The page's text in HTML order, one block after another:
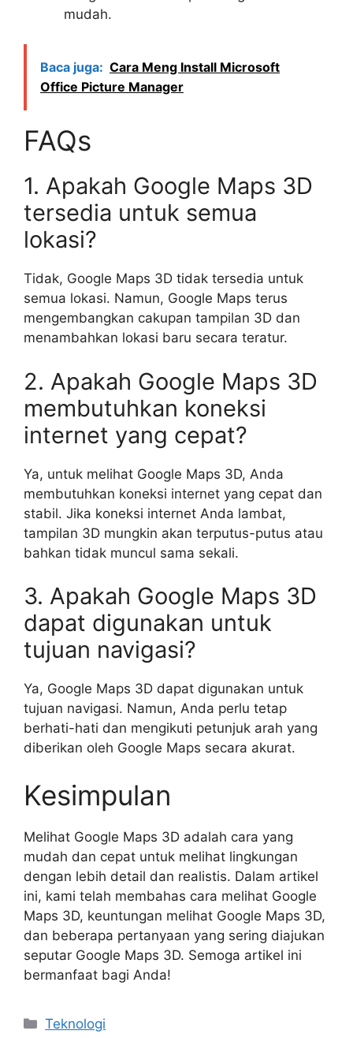
mudah.
Baca juga: Cara Meng Install Microsoft
Office Picture Manager
FAQs
1. Apakah Google Maps 3D
tersedia untuk semua
lokasi?
Tidak, Google Maps 3D tidak tersedia untuk
semua lokasi. Namun, Google Maps terus
mengembangkan cakupan tampilan 3D dan
menambahkan lokasi baru secara teratur.
2. Apakah Google Maps 3D
membutuhkan koneksi
internet yang cepat?
Ya, untuk melihat Google Maps 3D, Anda
membutuhkan koneksi internet yang cepat dan
stabil. Jika koneksi internet Anda lambat,
tampilan 3D mungkin akan terputus-putus atau
bahkan tidak muncul sama sekali.
3. Apakah Google Maps 3D
dapat digunakan untuk
tujuan navigasi?
Ya, Google Maps 3D dapat digunakan untuk
tujuan navigasi. Namun, Anda perlu tetap
berhati-hati dan mengikuti petunjuk arah yang
diberikan oleh Google Maps secara akurat.
Kesimpulan
Melihat Google Maps 3D adalah cara yang
mudah dan cepat untuk melihat lingkungan
dengan lebih detail dan realistis. Dalam artikel
ini, kami telah membahas cara melihat Google
Maps 3D, keuntungan melihat Google Maps 3D,
dan beberapa pertanyaan yang sering diajukan
seputar Google Maps 3D. Semoga artikel ini
bermanfaat bagi Anda!
Kategori
Teknologi